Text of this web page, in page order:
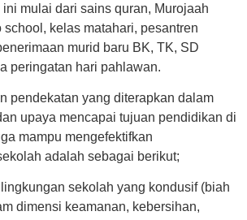
mulai dari sains quran, Murojaah
school, kelas matahari, pesantren
murid baru BK, TK, SD
peringatan hari pahlawan.
pendekatan yang diterapkan dalam
upaya mencapai tujuan pendidikan di
mampu mengefektifkan
adalah sebagai berikut;
sekolah yang kondusif (biah
dimensi keamanan, kebersihan,